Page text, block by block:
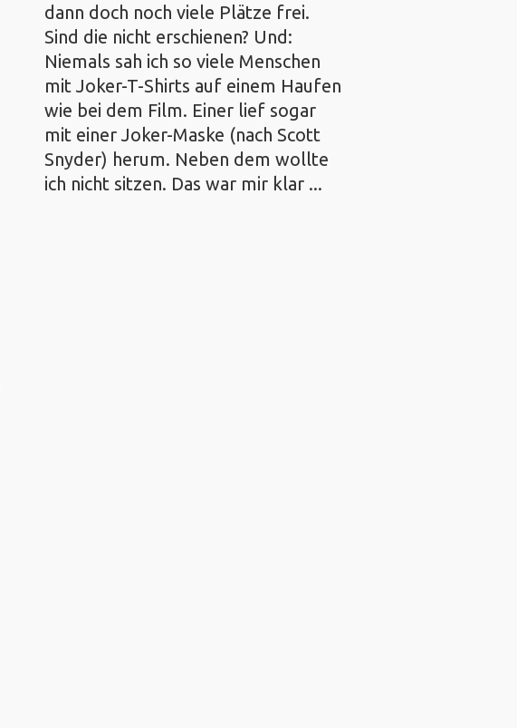
dann doch noch viele Plätze frei.
Sind die nicht erschienen? Und:
Niemals sah ich so viele Menschen
mit Joker-T-Shirts auf einem Haufen
wie bei dem Film. Einer lief sogar
mit einer Joker-Maske (nach Scott
Snyder) herum. Neben dem wollte
ich nicht sitzen. Das war mir klar ...